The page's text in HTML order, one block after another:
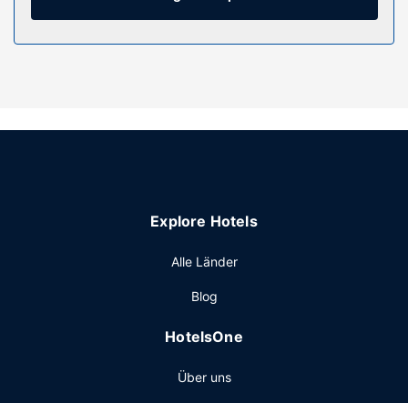
aber auch den schönen Ausblick von folgenden Punkten
Frühstück wird unter der Woche von 06:30 Uhr bis
10:00 Uhr gegen Gebühr angeboten.
Gepäckaufbewahrung und eine Wäscherei. Wenn du eine
Wahl, denn zu den 194 Quadratfuß (18 Quadratmeter)
Explore Hotels
Alle Länder
Blog
HotelsOne
Über uns